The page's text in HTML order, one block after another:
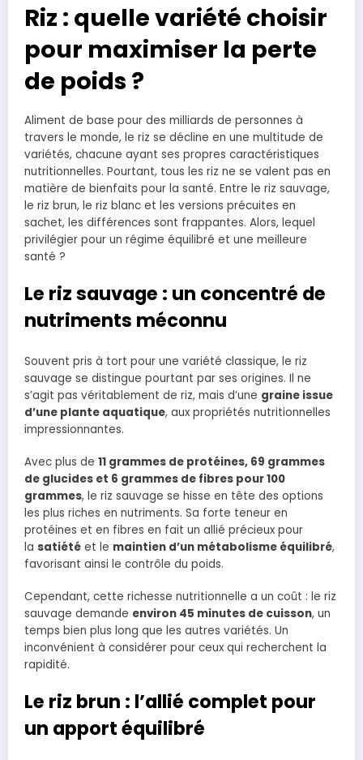
Riz : quelle variété choisir
pour maximiser la perte
de poids ?
Aliment de base pour des milliards de personnes à
travers le monde, le riz se décline en une multitude de
variétés, chacune ayant ses propres caractéristiques
nutritionnelles. Pourtant, tous les riz ne se valent pas en
matière de bienfaits pour la santé. Entre le riz sauvage,
le riz brun, le riz blanc et les versions précuites en
sachet, les différences sont frappantes. Alors, lequel
privilégier pour un régime équilibré et une meilleure
santé ?
Le riz sauvage : un concentré de
nutriments méconnu
Souvent pris à tort pour une variété classique, le riz
sauvage se distingue pourtant par ses origines. Il ne
s’agit pas véritablement de riz, mais d’une graine issue
d’une plante aquatique, aux propriétés nutritionnelles
impressionnantes.
Avec plus de 11 grammes de protéines, 69 grammes
de glucides et 6 grammes de fibres pour 100
grammes, le riz sauvage se hisse en tête des options
les plus riches en nutriments. Sa forte teneur en
protéines et en fibres en fait un allié précieux pour
la satiété et le maintien d’un métabolisme équilibré,
favorisant ainsi le contrôle du poids.
Cependant, cette richesse nutritionnelle a un coût : le riz
sauvage demande environ 45 minutes de cuisson, un
temps bien plus long que les autres variétés. Un
inconvénient à considérer pour ceux qui recherchent la
rapidité.
Le riz brun : l’allié complet pour
un apport équilibré